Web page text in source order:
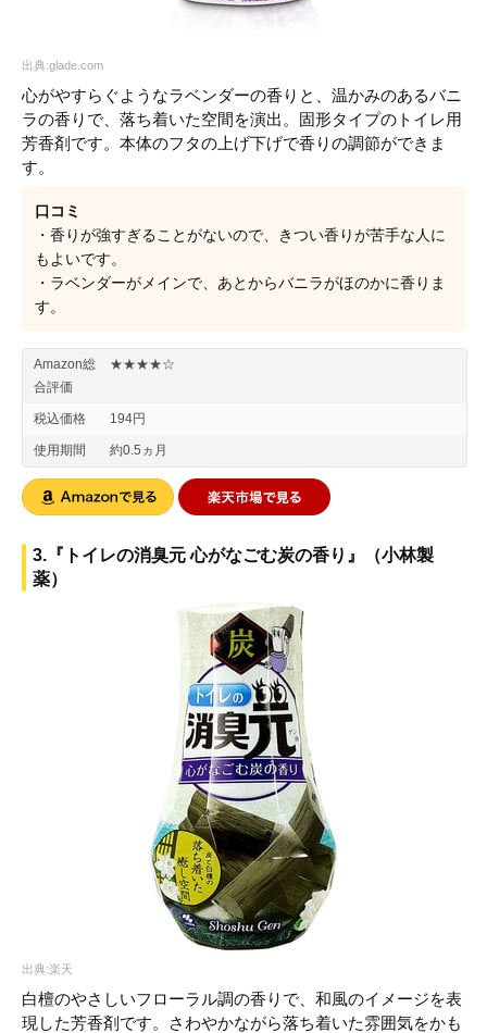
出典:glade.com
心がやすらぐようなラベンダーの香りと、温かみのあるバニ
ラの香りで、落ち着いた空間を演出。固形タイプのトイレ用
芳香剤です。本体のフタの上げ下げで香りの調節ができま
す。
口コミ
・香りが強すぎることがないので、きつい香りが苦手な人に
もよいです。
・ラベンダーがメインで、あとからバニラがほのかに香りま
す。
Amazon総
合評価
★★★★☆
税込価格 194円
使用期間 約0.5ヵ月
3.『トイレの消臭元 心がなごむ炭の香り』（小林製
薬）
出典:楽天
白檀のやさしいフローラル調の香りで、和風のイメージを表
現した芳香剤です。さわやかながら落ち着いた雰囲気をかも